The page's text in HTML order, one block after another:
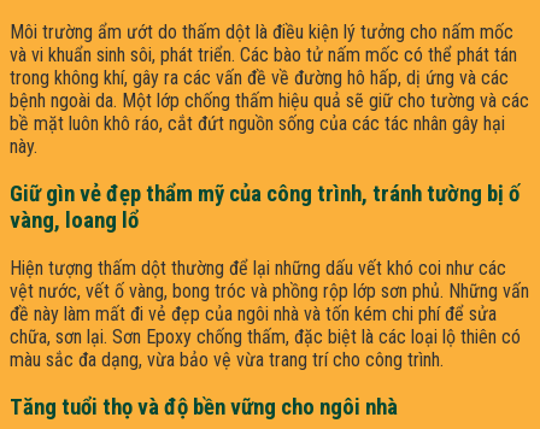
Môi trường ẩm ướt do thấm dột là điều kiện lý tưởng cho nấm mốc
và vi khuẩn sinh sôi, phát triển. Các bào tử nấm mốc có thể phát tán
trong không khí, gây ra các vấn đề về đường hô hấp, dị ứng và các
bệnh ngoài da. Một lớp chống thấm hiệu quả sẽ giữ cho tường và các
bề mặt luôn khô ráo, cắt đứt nguồn sống của các tác nhân gây hại
này.
Giữ gìn vẻ đẹp thẩm mỹ của công trình, tránh tường bị ố
vàng, loang lổ
Hiện tượng thấm dột thường để lại những dấu vết khó coi như các
vệt nước, vết ố vàng, bong tróc và phồng rộp lớp sơn phủ. Những vấn
đề này làm mất đi vẻ đẹp của ngôi nhà và tốn kém chi phí để sửa
chữa, sơn lại. Sơn Epoxy chống thấm, đặc biệt là các loại lộ thiên có
màu sắc đa dạng, vừa bảo vệ vừa trang trí cho công trình.
Tăng tuổi thọ và độ bền vững cho ngôi nhà